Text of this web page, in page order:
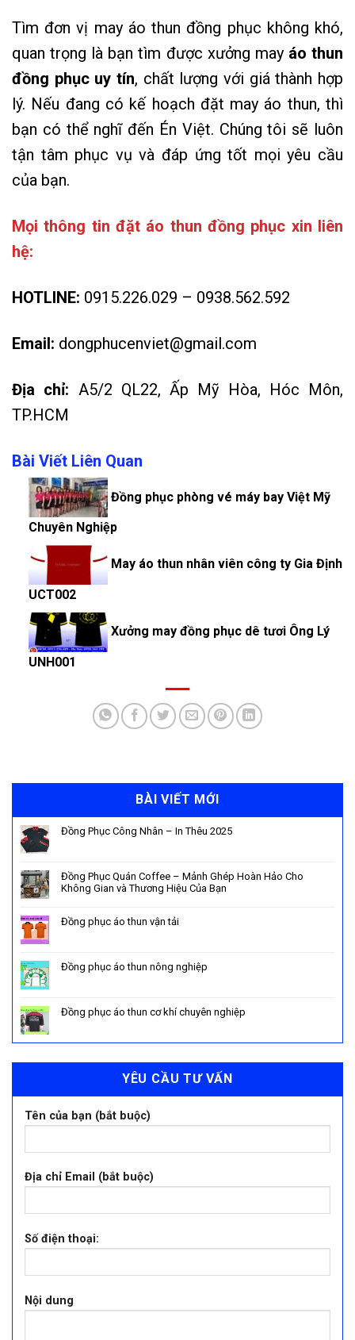
Tìm đơn vị may áo thun đồng phục không khó,
quan trọng là bạn tìm được xưởng may áo thun
đồng phục uy tín, chất lượng với giá thành hợp
lý. Nếu đang có kế hoạch đặt may áo thun, thì
bạn có thể nghĩ đến Én Việt. Chúng tôi sẽ luôn
tận tâm phục vụ và đáp ứng tốt mọi yêu cầu
của bạn.
Mọi thông tin đặt áo thun đồng phục xin liên
hệ:
HOTLINE: 0915.226.029 – 0938.562.592
Email: dongphucenviet@gmail.com
Địa chỉ: A5/2 QL22, Ấp Mỹ Hòa, Hóc Môn,
TP.HCM
Bài Viết Liên Quan
Đồng phục phòng vé máy bay Việt Mỹ
Chuyên Nghiệp
May áo thun nhân viên công ty Gia Định
UCT002
Xưởng may đồng phục dê tươi Ông Lý
UNH001
BÀI VIẾT MỚI
Đồng Phục Công Nhân – In Thêu 2025
Đồng Phục Quán Coffee – Mảnh Ghép Hoàn Hảo Cho
Không Gian và Thương Hiệu Của Bạn
Đồng phục áo thun vận tải
Đồng phục áo thun nông nghiệp
Đồng phục áo thun cơ khí chuyên nghiệp
YÊU CẦU TƯ VẤN
Tên của bạn (bắt buộc)
Địa chỉ Email (bắt buộc)
Số điện thoại:
Nội dung